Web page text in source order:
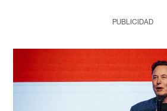
PUBLICIDAD